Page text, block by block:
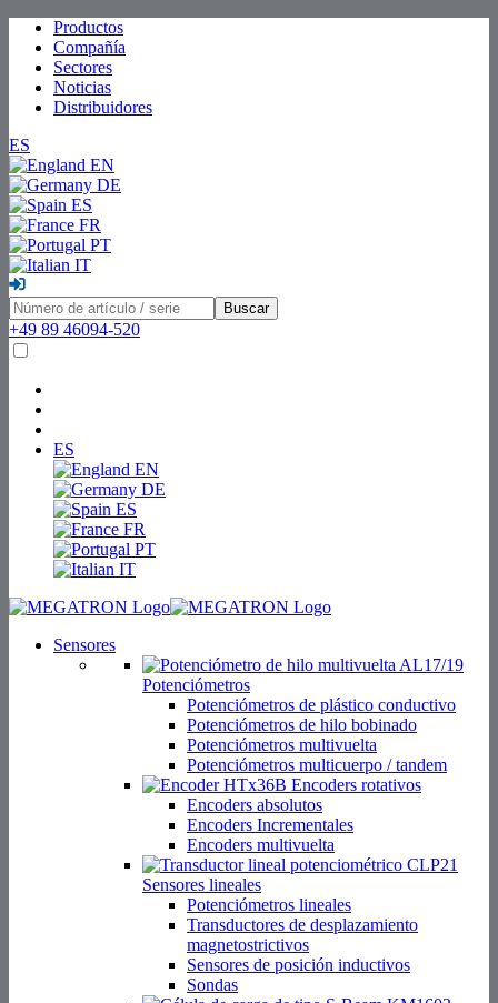
Productos
Compañía
Sectores
Noticias
Distribuidores
ES
EN
DE
ES
FR
PT
IT
Buscar
+49 89 46094-520
ES
EN
DE
ES
FR
PT
IT
Sensores
Potenciómetros
Potenciómetros de plástico conductivo
Potenciómetros de hilo bobinado
Potenciómetros multivuelta
Potenciómetros multicuerpo / tandem
Encoders rotativos
Encoders absolutos
Encoders Incrementales
Encoders multivuelta
Sensores lineales
Potenciómetros lineales
Transductores de desplazamiento
magnetostrictivos
Sensores de posición inductivos
Sondas